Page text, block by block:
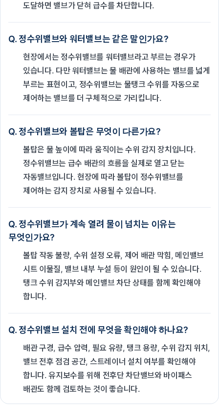
도달하면 밸브가 닫혀 급수를 차단합니다.
Q. 정수위밸브와 워터밸브는 같은 말인가요?
현장에서는 정수위밸브를 워터밸브라고 부르는 경우가
있습니다. 다만 워터밸브는 물 배관에 사용하는 밸브를 넓게
부르는 표현이고, 정수위밸브는 물탱크 수위를 자동으로
제어하는 밸브를 더 구체적으로 가리킵니다.
Q. 정수위밸브와 볼탑은 무엇이 다른가요?
볼탑은 물 높이에 따라 움직이는 수위 감지 장치입니다.
정수위밸브는 급수 배관의 흐름을 실제로 열고 닫는
자동밸브입니다. 현장에 따라 볼탑이 정수위밸브를
제어하는 감지 장치로 사용될 수 있습니다.
Q. 정수위밸브가 계속 열려 물이 넘치는 이유는
무엇인가요?
볼탑 작동 불량, 수위 설정 오류, 제어 배관 막힘, 메인밸브
시트 이물질, 밸브 내부 누설 등이 원인이 될 수 있습니다.
탱크 수위 감지부와 메인밸브 차단 상태를 함께 확인해야
합니다.
Q. 정수위밸브 설치 전에 무엇을 확인해야 하나요?
배관 구경, 급수 압력, 필요 유량, 탱크 용량, 수위 감지 위치,
밸브 전후 점검 공간, 스트레이너 설치 여부를 확인해야
합니다. 유지보수를 위해 전후단 차단밸브와 바이패스
배관도 함께 검토하는 것이 좋습니다.